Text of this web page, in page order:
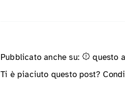
Pubblicato anche su:
questo
Ti è piaciuto questo post?